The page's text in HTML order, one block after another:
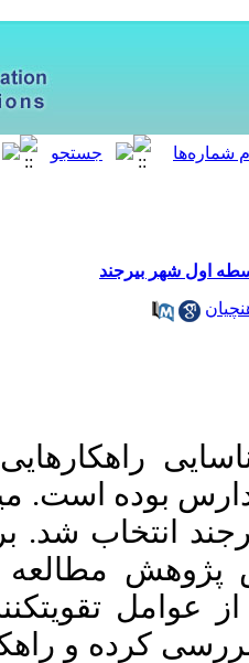
برگشت به
برای بهبود
میدان پژوهش
برای دستیابی
موردی و با
و عوامل
راهکارهایی برای